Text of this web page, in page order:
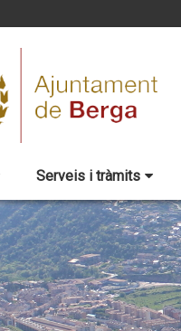
Serveis i tràmits